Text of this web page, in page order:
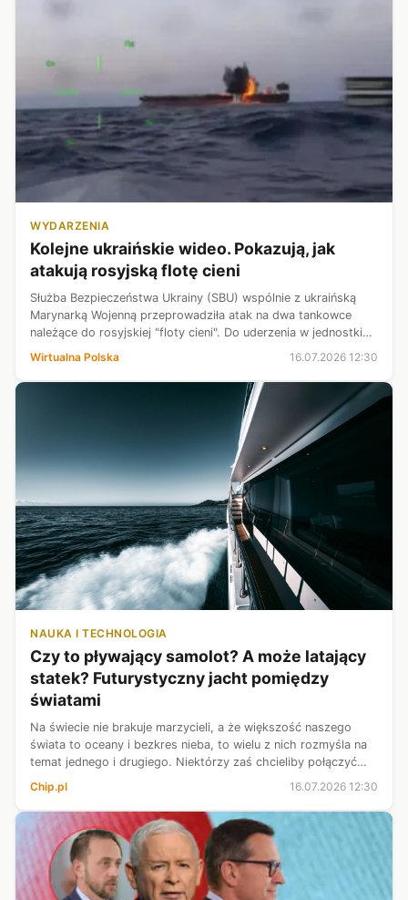
WYDARZENIA
Kolejne ukraińskie wideo. Pokazują, jak
atakują rosyjską flotę cieni
Służba Bezpieczeństwa Ukrainy (SBU) wspólnie z ukraińską
Marynarką Wojenną przeprowadziła atak na dwa tankowce
należące do rosyjskiej "floty cieni". Do uderzenia w jednostki
"Louise 1" i "Banda", które znajdowały się na Morzu Czarnym,
Wirtualna Polska 16.07.2026 12:30
NAUKA I TECHNOLOGIA
Czy to pływający samolot? A może latający
statek? Futurystyczny jacht pomiędzy
światami
Na świecie nie brakuje marzycieli, a że większość naszego
świata to oceany i bezkres nieba, to wielu z nich rozmyśla na
temat jednego i drugiego. Niektórzy zaś chcieliby połączyć
jedno i drugie, tworząc tym samym kreacje dość poetycko
próbujące przeł...
Chip.pl 16.07.2026 12:30